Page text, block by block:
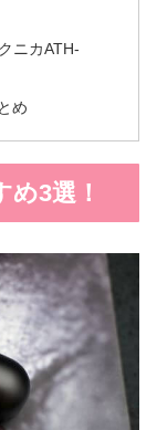
ニカATH-
め
3選！